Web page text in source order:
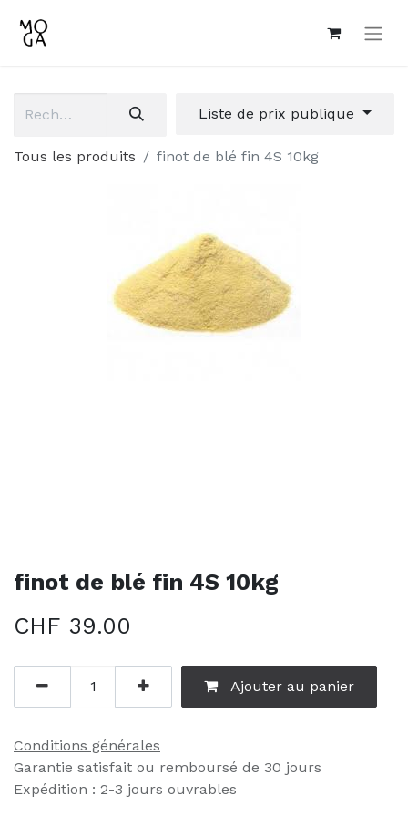
Liste de prix publique
Tous les produits finot de blé fin 4S 10kg
finot de blé fin 4S 10kg
CHF 39.00
Ajouter au panier
Conditions générales
Garantie satisfait ou remboursé de 30 jours
Expédition : 2-3 jours ouvrables